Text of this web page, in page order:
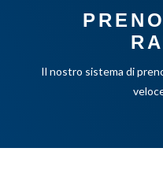
Il nostro sistema di